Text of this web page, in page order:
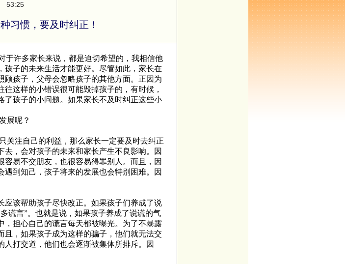
53:25
习惯，要及时纠正！
许多家长来说，都是迫切希望的，我相信他
子的未来生活才能更好。尽管如此，家长在
孩子，父母会忽略孩子的其他方面。正因为
这样的小错误很可能毁掉孩子的，有时候，
了孩子的小问题。如果家长不及时纠正这些小
展呢？
注自己的利益，那么家长一定要及时去纠正
，会对孩子的未来和家长产生不良影响。因
易不交朋友，也很容易得罪别人。而且，因
到知己，孩子将来的发展也会特别困难。因
该帮助孩子尽快改正。如果孩子们养成了说
谎言”。也就是说，如果孩子养成了说谎的气
，担心自己的谎言每天都被曝光。为了不暴露
且，如果孩子成为这样的骗子，他们就无法交
打交道，他们也会逐渐被集体所排斥。因